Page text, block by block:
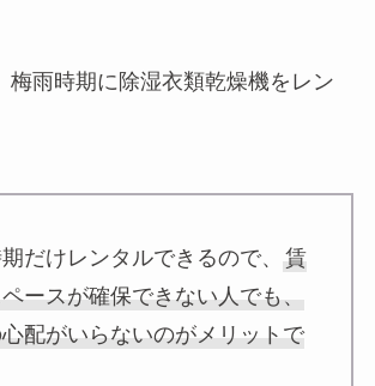
梅雨時期に除湿衣類乾燥機をレン
だけレンタルできるので、 賃
ースが確保できない人でも、
配がいらないのがメリットで